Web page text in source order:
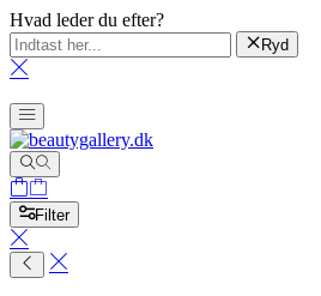
Hvad leder du efter?
Ryd
Filter